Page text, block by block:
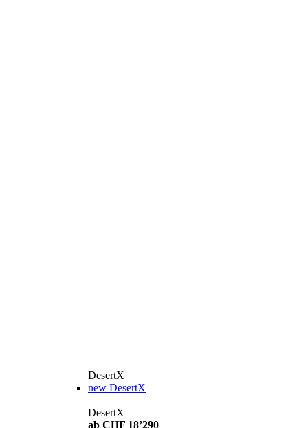
DesertX
new DesertX
DesertX
ab CHF 18’290